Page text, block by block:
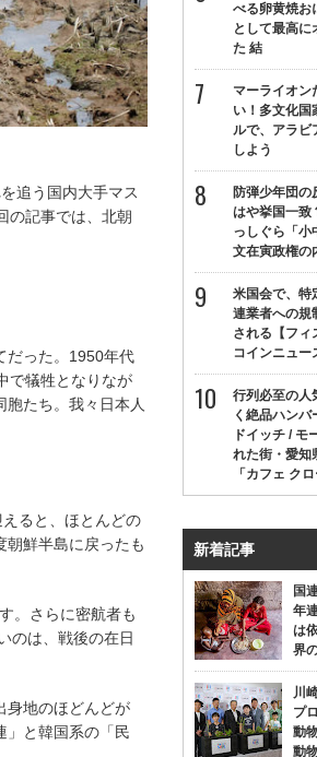
追う国内大手マス
の記事では、北朝
だった。1950年代
で犠牲となりなが
胞たち。我々日本人
ると、ほとんどの
朝鮮半島に戻ったも
。さらに密航者も
のは、戦後の在日
身地のほどんどが
」と韓国系の「民
べる卵黄焼お
として最高に
た 結
マーライオン
い！多文化国
ルで、アラビ
しよう
防弾少年団の
はや挙国一致
っしぐら「小
文在寅政権の
米国会で、特
連業者への規
される【フィ
コインニュー
行列必至の人
く絶品ハンバ
ドイッチ / モ
れた街・愛知
「カフェ クロ
新着記事
国
年
は
界
川
プ
動
動